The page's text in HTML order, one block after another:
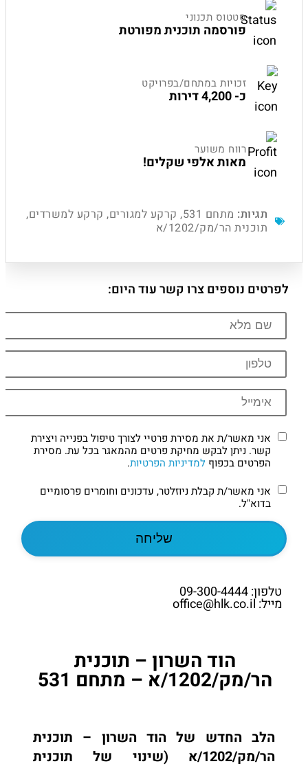
סטטוס תכנוני
פורסמה תוכנית מפורטת
זכויות במתחם/בפרויקט
כ- 4,200 דירות
רווח משוער
מאות אלפי שקלים!
תגיות: מתחם 531 , קרקע למגורים, קרקע למשרדים,
תוכנית הר/מק/1202/א
לפרטים נוספים צרו קשר עוד היום:
אני מאשר/ת את מסירת פרטיי לצורך טיפול בפנייה ויצירת
קשר. ניתן לבקש מחיקת פרטים מהמאגר בכל עת. מסירת
הפרטים בכפוף למדיניות הפרטיות.
אני מאשר/ת קבלת ניוזלטר, עדכונים וחומרים פרסומיים
בדוא"ל.
טלפון: 09-300-4444
מייל: office@hlk.co.il
הוד השרון – תוכנית
הר/מק/1202/א – מתחם 531
הלב החדש של הוד השרון – תוכנית
הר/מק/1202/א (שינוי של תוכנית